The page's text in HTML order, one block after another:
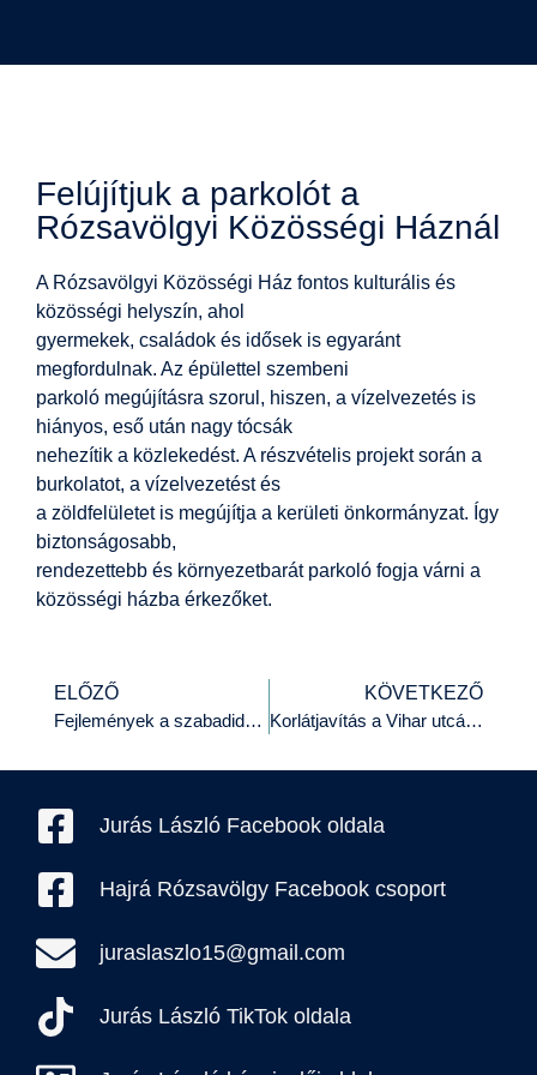
Felújítjuk a parkolót a
Rózsavölgyi Közösségi Háznál
A Rózsavölgyi Közösségi Ház fontos kulturális és
közösségi helyszín, ahol
gyermekek, családok és idősek is egyaránt
megfordulnak. Az épülettel szembeni
parkoló megújításra szorul, hiszen, a vízelvezetés is
hiányos, eső után nagy tócsák
nehezítik a közlekedést. A részvételis projekt során a
burkolatot, a vízelvezetést és
a zöldfelületet is megújítja a kerületi önkormányzat. Így
biztonságosabb,
rendezettebb és környezetbarát parkoló fogja várni a
közösségi házba érkezőket.
ELŐZŐ
Fejlemények a szabadidőparkhoz tervezett zebra ügyében
KÖVETKEZŐ
Korlátjavítás a Vihar utcában
Jurás László Facebook oldala
Hajrá Rózsavölgy Facebook csoport
juraslaszlo15@gmail.com
Jurás László TikTok oldala